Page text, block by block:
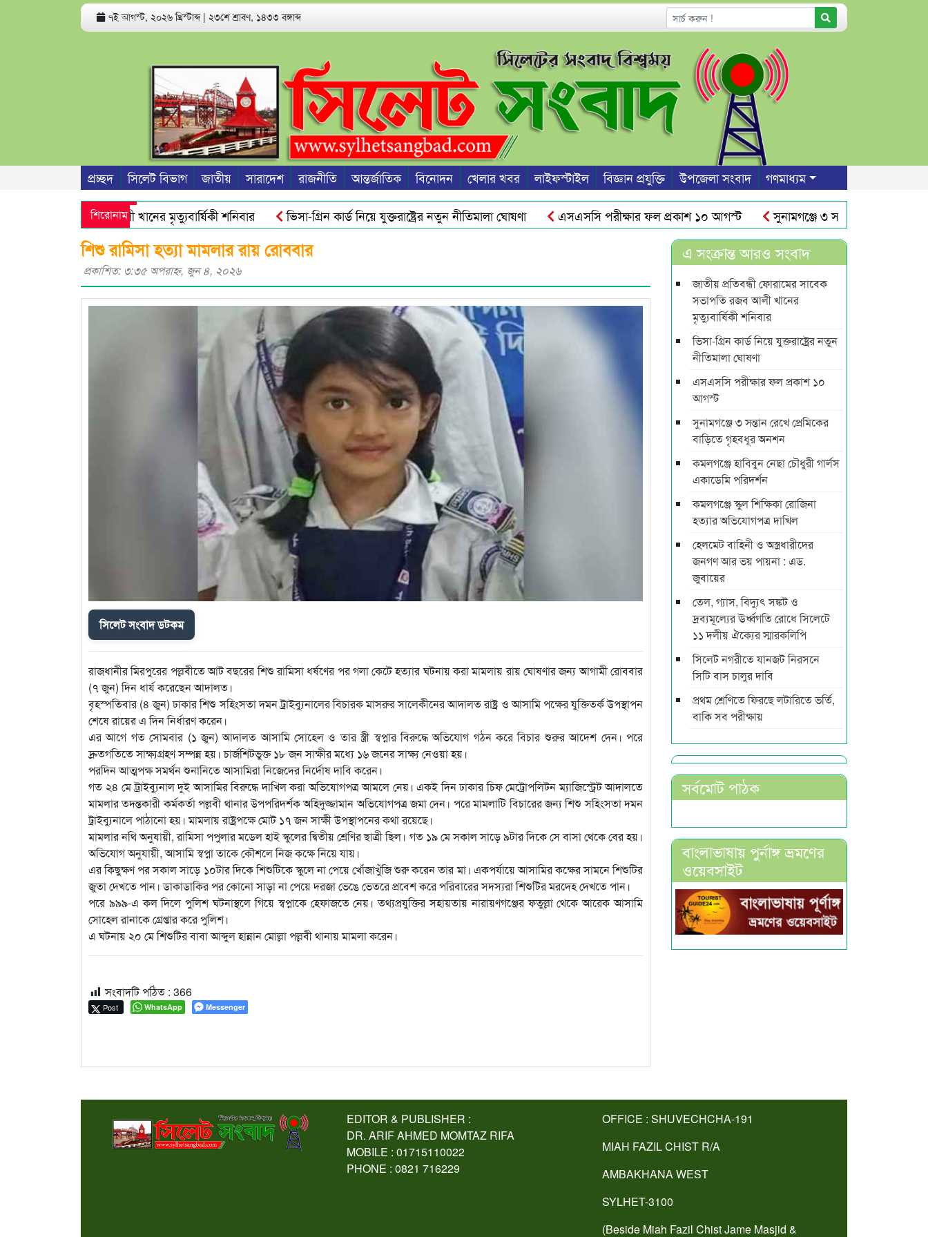
৭ই আগস্ট, ২০২৬ খ্রিস্টাব্দ | ২৩শে শ্রাবণ, ১৪৩৩ বঙ্গাব্দ
প্রচ্ছদ সিলেট বিভাগ জাতীয় সারাদেশ রাজনীতি আন্তর্জাতিক বিনোদন খেলার খবর লাইফস্টাইল বিজ্ঞান প্রযুক্তি উপজেলা সংবাদ গণমাধ্যম
শিরোনাম
সভাপতি রজব আলী খানের মৃত্যুবার্ষিকী শনিবার ভিসা-গ্রিন কার্ড নিয়ে যুক্তরাষ্ট্রের নতুন নীতিমালা ঘোষণা এসএসসি পরীক্ষার ফল প্রকাশ ১০ আগস্ট
সুনামগঞ্জে ৩ সন্তান রেখে প্রেমিকের
অ্যান্টিমাইক্রোবিয়াল : গবেষণা
ওসমানীনগরে রাতের আঁধারে রাস্তার উপর দেয়াল নির্মাণ শাবিতে রুদ্র সেনের
শিশু রামিসা হত্যা মামলার রায় রোববার
প্রকাশিত: ৩:৩৫ অপরাহ্ণ, জুন ৪, ২০২৬
সিলেট সংবাদ ডটকম
রাজধানীর মিরপুরের পল্লবীতে আট বছরের শিশু রামিসা ধর্ষণের পর গলা কেটে হত্যার ঘটনায় করা মামলায় রায় ঘোষণার জন্য আগামী রোববার
(৭ জুন) দিন ধার্য করেছেন আদালত।
বৃহস্পতিবার (৪ জুন) ঢাকার শিশু সহিংসতা দমন ট্রাইব্যুনালের বিচারক মাসরুর সালেকীনের আদালত রাষ্ট্র ও আসামি পক্ষের যুক্তিতর্ক উপস্থাপন
শেষে রায়ের এ দিন নির্ধারণ করেন।
এর আগে গত সোমবার (১ জুন) আদালত আসামি সোহেল ও তার স্ত্রী স্বপ্নার বিরুদ্ধে অভিযোগ গঠন করে বিচার শুরুর আদেশ দেন। পরে
দ্রুতগতিতে সাক্ষ্যগ্রহণ সম্পন্ন হয়। চার্জশিটভুক্ত ১৮ জন সাক্ষীর মধ্যে ১৬ জনের সাক্ষ্য নেওয়া হয়।
পরদিন আত্মপক্ষ সমর্থন শুনানিতে আসামিরা নিজেদের নির্দোষ দাবি করেন।
গত ২৪ মে ট্রাইব্যুনাল দুই আসামির বিরুদ্ধে দাখিল করা অভিযোগপত্র আমলে নেয়। একই দিন ঢাকার চিফ মেট্রোপলিটন ম্যাজিস্ট্রেট আদালতে
মামলার তদন্তকারী কর্মকর্তা পল্লবী থানার উপপরিদর্শক অহিদুজ্জামান অভিযোগপত্র জমা দেন। পরে মামলাটি বিচারের জন্য শিশু সহিংসতা দমন
ট্রাইব্যুনালে পাঠানো হয়। মামলায় রাষ্ট্রপক্ষে মোট ১৭ জন সাক্ষী উপস্থাপনের কথা রয়েছে।
মামলার নথি অনুযায়ী, রামিসা পপুলার মডেল হাই স্কুলের দ্বিতীয় শ্রেণির ছাত্রী ছিল। গত ১৯ মে সকাল সাড়ে ৯টার দিকে সে বাসা থেকে বের হয়।
অভিযোগ অনুযায়ী, আসামি স্বপ্না তাকে কৌশলে নিজ কক্ষে নিয়ে যায়।
এর কিছুক্ষণ পর সকাল সাড়ে ১০টার দিকে শিশুটিকে স্কুলে না পেয়ে খোঁজাখুঁজি শুরু করেন তার মা। একপর্যায়ে আসামির কক্ষের সামনে শিশুটির
জুতা দেখতে পান। ডাকাডাকির পর কোনো সাড়া না পেয়ে দরজা ভেঙে ভেতরে প্রবেশ করে পরিবারের সদস্যরা শিশুটির মরদেহ দেখতে পান।
পরে ৯৯৯-এ কল দিলে পুলিশ ঘটনাস্থলে গিয়ে স্বপ্নাকে হেফাজতে নেয়। তথ্যপ্রযুক্তির সহায়তায় নারায়ণগঞ্জের ফতুল্লা থেকে আরেক আসামি
সোহেল রানাকে গ্রেপ্তার করে পুলিশ।
এ ঘটনায় ২০ মে শিশুটির বাবা আব্দুল হান্নান মোল্লা পল্লবী থানায় মামলা করেন।
সংবাদটি পঠিত : 366
Post WhatsApp Messenger
এ সংক্রান্ত আরও সংবাদ
জাতীয় প্রতিবন্ধী ফোরামের সাবেক
সভাপতি রজব আলী খানের
মৃত্যুবার্ষিকী শনিবার
ভিসা-গ্রিন কার্ড নিয়ে যুক্তরাষ্ট্রের নতুন
নীতিমালা ঘোষণা
এসএসসি পরীক্ষার ফল প্রকাশ ১০
আগস্ট
সুনামগঞ্জে ৩ সন্তান রেখে প্রেমিকের
বাড়িতে গৃহবধূর অনশন
কমলগঞ্জে হাবিবুন নেছা চৌধুরী গার্লস
একাডেমি পরিদর্শন
কমলগঞ্জে স্কুল শিক্ষিকা রোজিনা
হত্যার অভিযোগপত্র দাখিল
হেলমেট বাহিনী ও অস্ত্রধারীদের
জনগণ আর ভয় পায়না : এড.
জুবায়ের
তেল, গ্যাস, বিদ্যুৎ সঙ্কট ও
দ্রব্যমূল্যের ঊর্ধ্বগতি রোধে সিলেটে
১১ দলীয় ঐক্যের স্মারকলিপি
সিলেট নগরীতে যানজট নিরসনে
সিটি বাস চালুর দাবি
প্রথম শ্রেণিতে ফিরছে লটারিতে ভর্তি,
বাকি সব পরীক্ষায়
সর্বমোট পাঠক
বাংলাভাষায় পুর্নাঙ্গ ভ্রমণের
ওয়েবসাইট
EDITOR & PUBLISHER :
DR. ARIF AHMED MOMTAZ RIFA
MOBILE : 01715110022
PHONE : 0821 716229
OFFICE : SHUVECHCHA-191
MIAH FAZIL CHIST R/A
AMBAKHANA WEST
SYLHET-3100
(Beside Miah Fazil Chist Jame Masjid &